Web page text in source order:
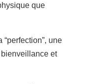
que
une
et